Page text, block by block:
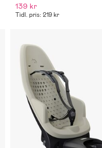
139 kr
Tidl. pris: 219 kr